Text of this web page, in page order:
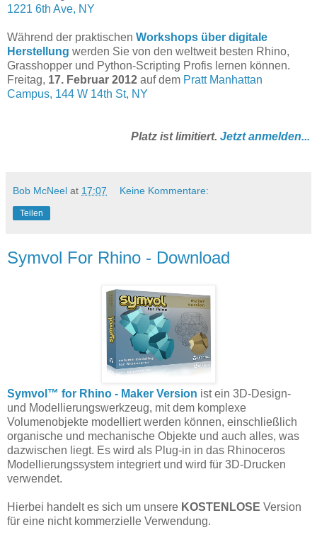
1221 6th Ave, NY
Während der praktischen Workshops über digitale
Herstellung werden Sie von den weltweit besten Rhino,
Grasshopper und Python-Scripting Profis lernen können.
Freitag, 17. Februar 2012 auf dem Pratt Manhattan
Campus, 144 W 14th St, NY
Platz ist limitiert. Jetzt anmelden...
Bob McNeel at 17:07 Keine Kommentare:
Teilen
Symvol For Rhino - Download
Symvol™ for Rhino - Maker Version ist ein 3D-Design-
und Modellierungswerkzeug, mit dem komplexe
Volumenobjekte modelliert werden können, einschließlich
organische und mechanische Objekte und auch alles, was
dazwischen liegt. Es wird als Plug-in in das Rhinoceros
Modellierungssystem integriert und wird für 3D-Drucken
verwendet.
Hierbei handelt es sich um unsere KOSTENLOSE Version
für eine nicht kommerzielle Verwendung.